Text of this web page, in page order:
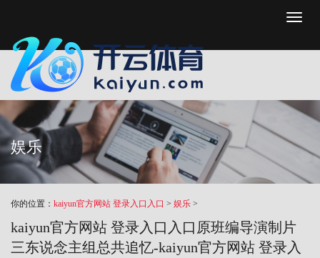
娱乐
你的位置： kaiyun官方网站 登录入口入口 > 娱乐 >
kaiyun官方网站 登录入口入口原班编导演制片
三东说念主组总共追忆-kaiyun官方网站 登录入